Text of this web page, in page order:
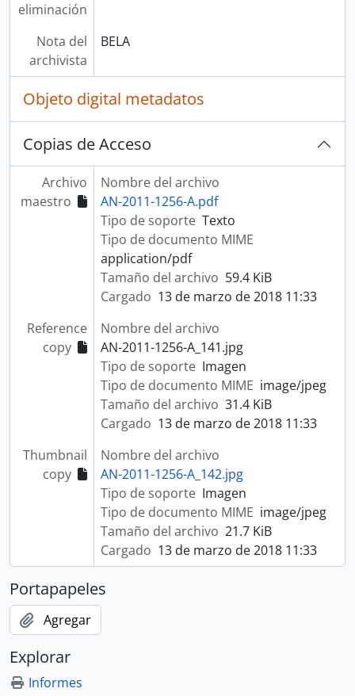
eliminación
Nota del
archivista
BELA
Objeto digital metadatos
Copias de Acceso
Archivo
maestro
Nombre del archivo
AN-2011-1256-A.pdf
Tipo de soporte Texto
Tipo de documento MIME
application/pdf
Tamaño del archivo 59.4 KiB
Cargado 13 de marzo de 2018 11:33
Reference
copy
Nombre del archivo
AN-2011-1256-A_141.jpg
Tipo de soporte Imagen
Tipo de documento MIME image/jpeg
Tamaño del archivo 31.4 KiB
Cargado 13 de marzo de 2018 11:33
Thumbnail
copy
Nombre del archivo
AN-2011-1256-A_142.jpg
Tipo de soporte Imagen
Tipo de documento MIME image/jpeg
Tamaño del archivo 21.7 KiB
Cargado 13 de marzo de 2018 11:33
Portapapeles
Agregar
Explorar
Informes